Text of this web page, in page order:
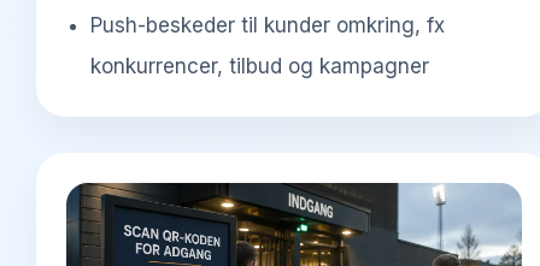
Push-beskeder til kunder omkring, fx
konkurrencer, tilbud og kampagner